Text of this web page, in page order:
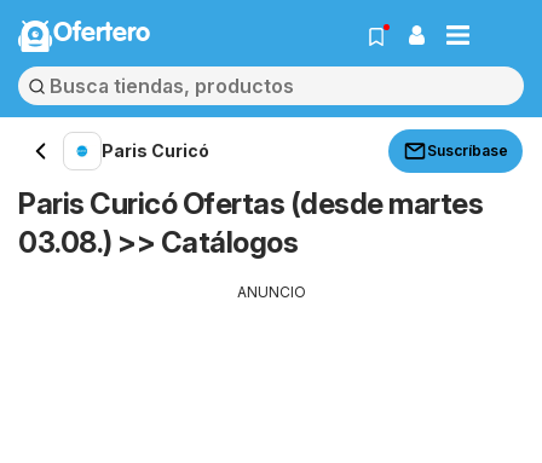
Ofertero
Paris Curicó Suscríbase
Paris Curicó Ofertas (desde martes
03.08.) >> Catálogos
ANUNCIO